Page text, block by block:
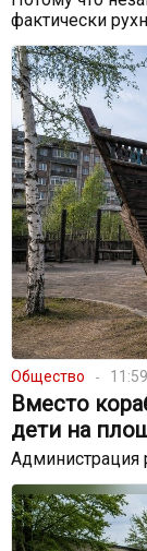
фактически
Общество
Вместо
дети на
Администрация